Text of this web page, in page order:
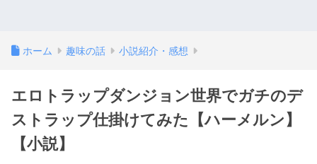
ホーム 趣味の話 小説紹介・感想
エロトラップダンジョン世界でガチのデ
ストラップ仕掛けてみた【ハーメルン】
【小説】